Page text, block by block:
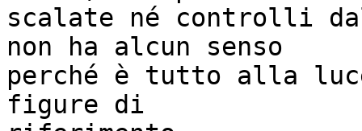
scalate né controlli
non ha alcun senso
perché è tutto alla
figure di